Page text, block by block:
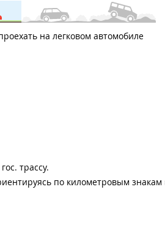
на легковом автомобиле
трассу.
по километровым